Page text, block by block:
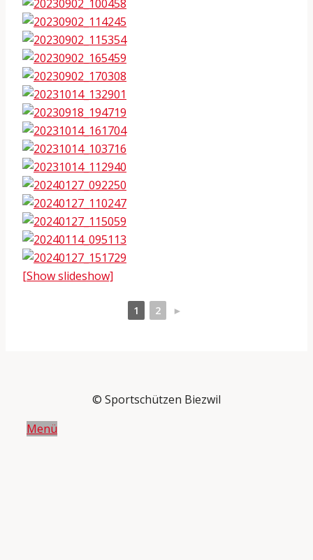
[Show slideshow]
1 2 ►
© Sportschützen Biezwil
Menü